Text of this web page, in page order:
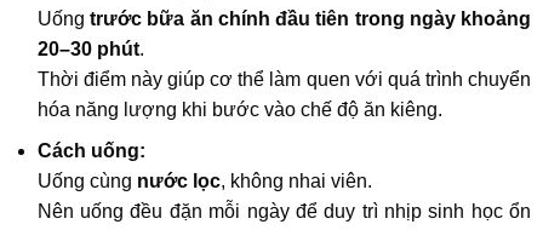
Uốngtrước bữa ăn chính đầu tiên trong ngày khoảng
20–30 phút.
Thời điểm này giúp cơ thể làm quen với quá trình chuyển
hóa năng lượng khi bước vào chế độ ăn kiêng.
Cách uống:
Uống cùng nước lọc, không nhai viên.
Nên uống đều đặn mỗi ngày để duy trì nhịp sinh học ổn